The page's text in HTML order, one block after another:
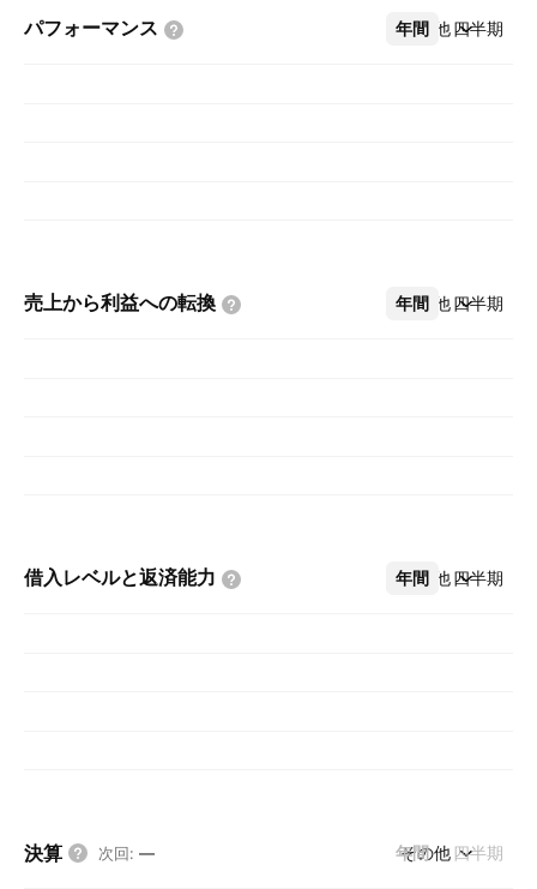
パフォーマンス 年間 四半期
その他
売上から利益への転換 年間 四半期
その他
借入レベルと返済能力 年間 四半期
その他
決算 次回: — 年間 四半期
その他